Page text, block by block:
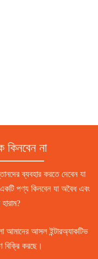
না
ব্যবহার করতে দেবেন যা
পণ্য কিনবেন যা অবৈধ এবং
আমাদের আসল ইন্টারঅ্যাকটিভ
বিক্রি করছে।